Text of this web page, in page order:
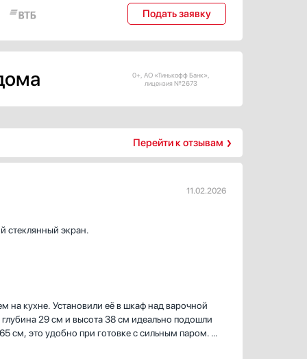
Подать заявку
0+, АО «Тинькофф Банк»,
лицензия №2673
Перейти к отзывам
11.02.2026
стеклянный экран.
на кухне. Установили её в шкаф над варочной
29 см и высота 38 см идеально подошли
см, это удобно при готовке с сильным паром.